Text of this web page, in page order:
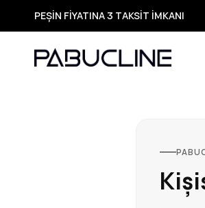
TÜM ÜRÜNLERDE ÜCRETSİZ KARGO
Yeni Sezon Ürünlerde Özel Fırsatlar
Seçili Ürünlerde Hızlı Teslimat